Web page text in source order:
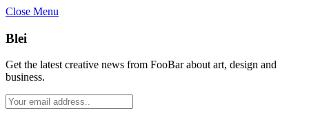
Close Menu
Blei
Get the latest creative news from FooBar about art, design and
business.